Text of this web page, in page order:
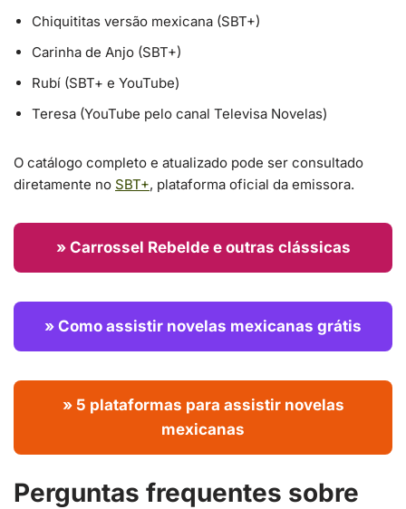
Chiquititas versão mexicana (SBT+)
Carinha de Anjo (SBT+)
Rubí (SBT+ e YouTube)
Teresa (YouTube pelo canal Televisa Novelas)
O catálogo completo e atualizado pode ser consultado
diretamente no SBT+, plataforma oficial da emissora.
» Carrossel Rebelde e outras clássicas
» Como assistir novelas mexicanas grátis
» 5 plataformas para assistir novelas
mexicanas
Perguntas frequentes sobre